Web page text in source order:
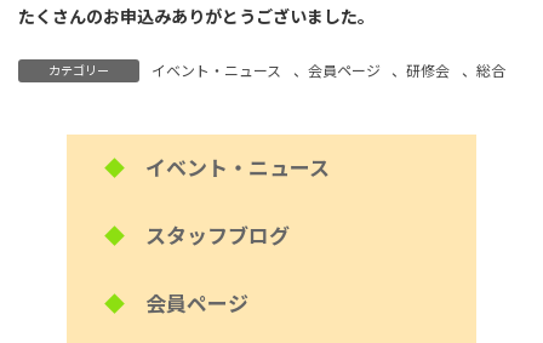
たくさんのお申込みありがとうございました。
カテゴリー イベント・ニュース 、 会員ページ 、研修会 、 総合
◆ イベント・ニュース
◆ スタッフブログ
◆ 会員ページ